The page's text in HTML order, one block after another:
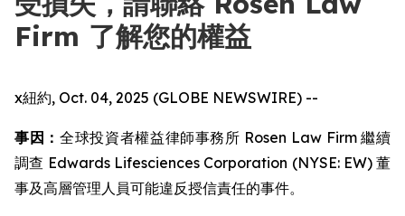
Firm 了解您的權益
x紐約, Oct. 04, 2025 (GLOBE NEWSWIRE) --
事因： 全球投資者權益律師事務所 Rosen Law Firm 繼續
調查 Edwards Lifesciences Corporation (NYSE: EW) 董
事及高層管理人員可能違反授信責任的事件。